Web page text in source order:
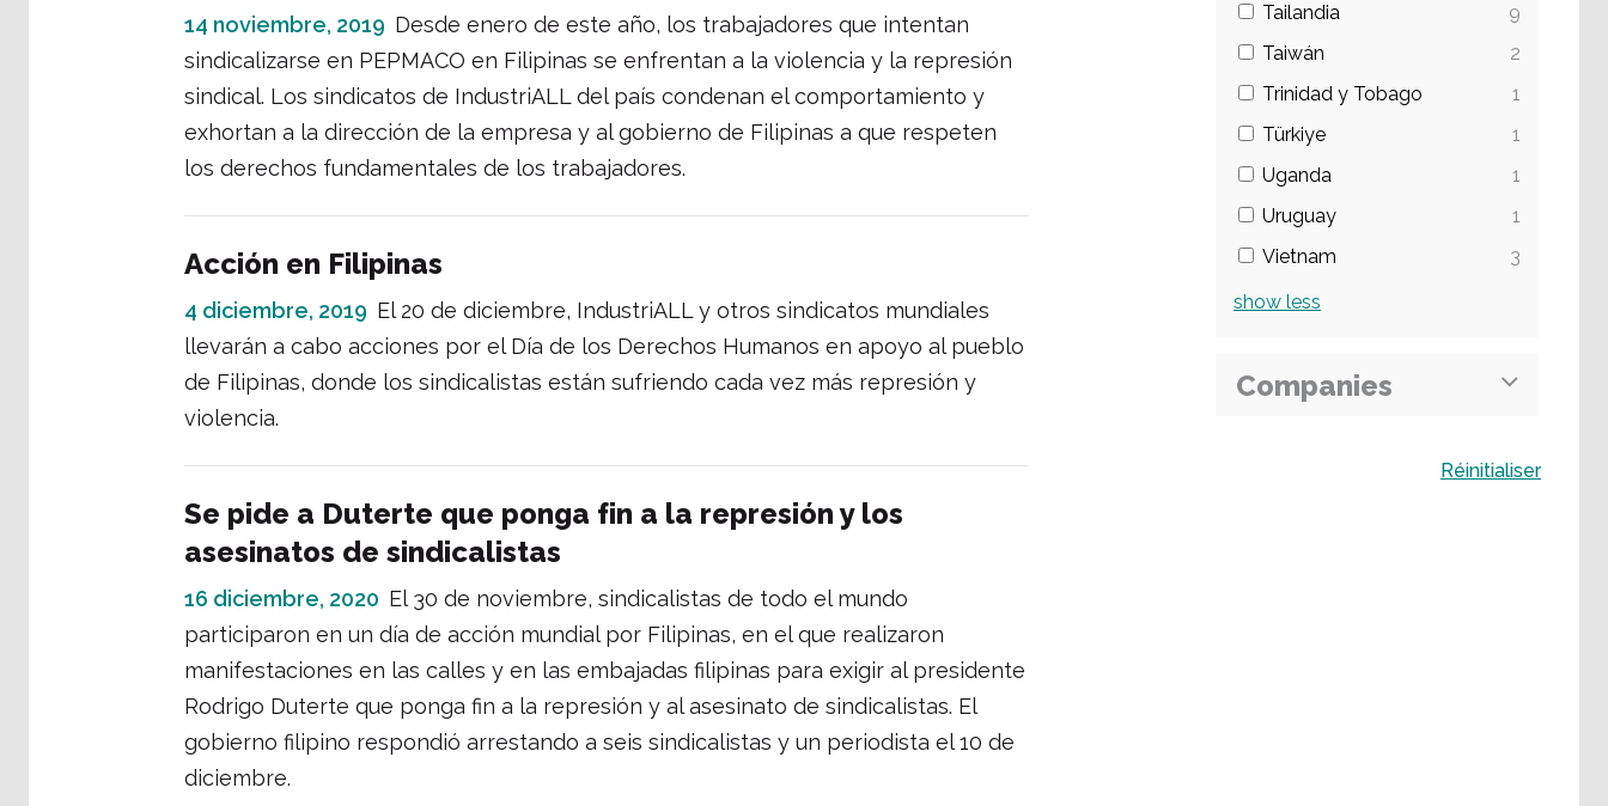
14 noviembre, 2019 Desde enero de este año, los trabajadores que intentan
sindicalizarse en PEPMACO en Filipinas se enfrentan a la violencia y la represión
sindical. Los sindicatos de IndustriALL del país condenan el comportamiento y
exhortan a la dirección de la empresa y al gobierno de Filipinas a que respeten
los derechos fundamentales de los trabajadores.
Acción en Filipinas
4 diciembre, 2019 El 20 de diciembre, IndustriALL y otros sindicatos mundiales
llevarán a cabo acciones por el Día de los Derechos Humanos en apoyo al pueblo
de Filipinas, donde los sindicalistas están sufriendo cada vez más represión y
violencia.
Se pide a Duterte que ponga fin a la represión y los
asesinatos de sindicalistas
16 diciembre, 2020 El 30 de noviembre, sindicalistas de todo el mundo
participaron en un día de acción mundial por Filipinas, en el que realizaron
manifestaciones en las calles y en las embajadas filipinas para exigir al presidente
Rodrigo Duterte que ponga fin a la represión y al asesinato de sindicalistas. El
gobierno filipino respondió arrestando a seis sindicalistas y un periodista el 10 de
diciembre.
Tailandia
9
Taiwán
2
Trinidad y Tobago
1
Türkiye
1
Uganda
1
Uruguay
1
Vietnam
3
show less
Companies
Réinitialiser